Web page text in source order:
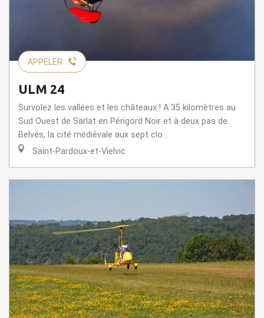
APPELER
ULM 24
Survolez les vallées et les châteaux ! A 35 kilomètres au
Sud Ouest de Sarlat en Périgord Noir et à deux pas de
Belvès, la cité médiévale aux sept clo...
Saint-Pardoux-et-Vielvic